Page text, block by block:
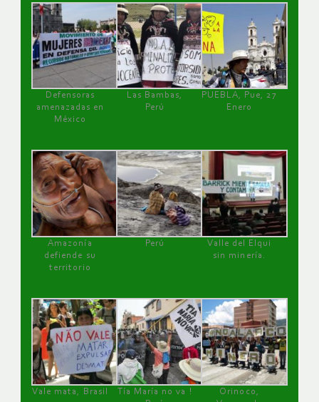
Defensoras
amenazadas en
México
Las Bambas,
Perú
PUEBLA, Pue, 27
Enero
Amazonía
defiende su
territorio
Perú
Valle del Elqui
sin minería.
Vale mata, Brasil
Tía María no va !
Orinoco,